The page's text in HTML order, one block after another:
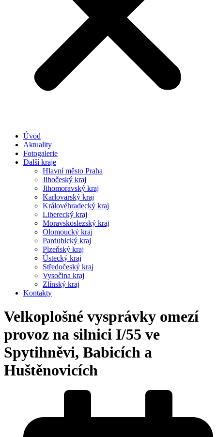
Úvod
Aktuality
Fotogalerie
Další kraje
Hlavní město Praha
Jihočeský kraj
Jihomoravský kraj
Karlovarský kraj
Královéhradecký kraj
Liberecký kraj
Moravskoslezský kraj
Olomoucký kraj
Pardubický kraj
Plzeňský kraj
Ústecký kraj
Středočeský kraj
Vysočina kraj
Zlínský kraj
Kontakty
Velkoplošné vysprávky omezí
provoz na silnici I/55 ve
Spytihněvi, Babicích a
Huštěnovicích